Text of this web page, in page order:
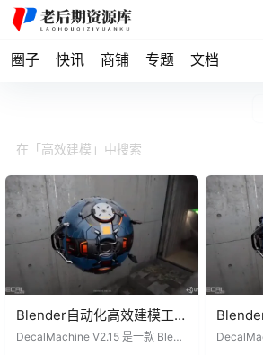
圈子 快讯 商铺 专题 文档
Blender自动化高效建模工具
表面贴图工具插件
DecalMachine V2.15 是一款 Blend
模工具